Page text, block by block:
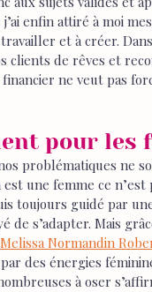
enfin attiré à moi
et à créer.
clients de rêves et
ne veut pas
pour les
problématiques ne
une femme ce n’est
toujours guidé par
s’adapter. Mais
Melissa Normandin
des énergies
à oser